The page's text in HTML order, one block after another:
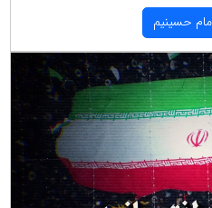
حسینیم